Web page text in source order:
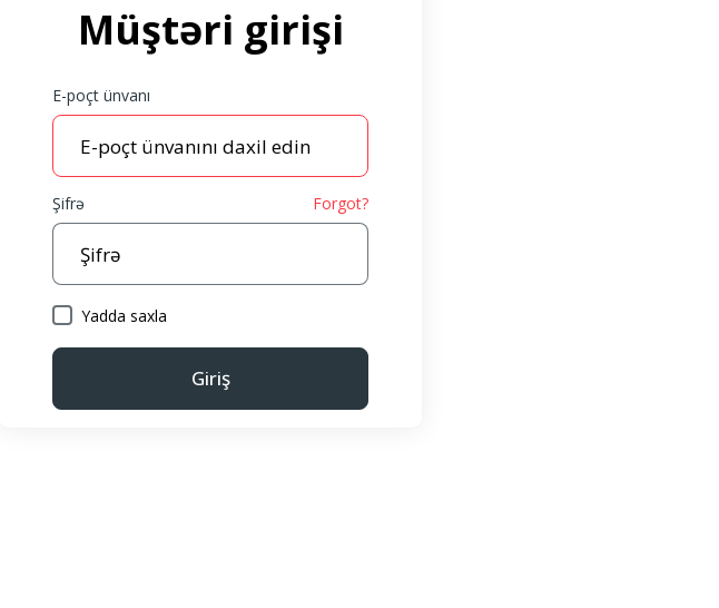
Müştəri girişi
E-poçt ünvanı
Şifrə Forgot?
Yadda saxla
Giriş